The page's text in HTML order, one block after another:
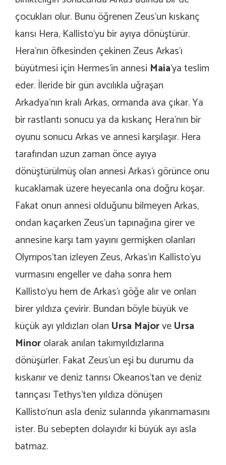
çocukları olur. Bunu öğrenen Zeus’un kıskanç
karısı Hera, Kallisto’yu bir ayıya dönüştürür.
Hera’nın öfkesinden çekinen Zeus Arkas’ı
büyütmesi için Hermes’in annesi Maia‘ya teslim
eder. İleride bir gün avcılıkla uğraşan
Arkadya’nın kralı Arkas, ormanda ava çıkar. Ya
bir rastlantı sonucu ya da kıskanç Hera’nın bir
oyunu sonucu Arkas ve annesi karşılaşır. Hera
tarafından uzun zaman önce ayıya
dönüştürülmüş olan annesi Arkas’ı görünce onu
kucaklamak üzere heyecanla ona doğru koşar.
Fakat onun annesi olduğunu bilmeyen Arkas,
ondan kaçarken Zeus’un tapınağına girer ve
annesine karşı tam yayını germişken olanları
Olympos’tan izleyen Zeus, Arkas’ın Kallisto’yu
vurmasını engeller ve daha sonra hem
Kallisto’yu hem de Arkas’ı göğe alır ve onları
birer yıldıza çevirir. Bundan böyle büyük ve
küçük ayı yıldızları olan Ursa MajorveUrsa
Minorolarak anılan takımyıldızlarına
dönüşürler. Fakat Zeus’un eşi bu durumu da
kıskanır ve deniz tanrısı Okeanos’tan ve deniz
tanrıçası Tethys’ten yıldıza dönüşen
Kallisto’nun asla deniz sularında yıkanmamasını
ister. Bu sebepten dolayıdır ki büyük ayı asla
batmaz.